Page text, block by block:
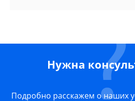
Нужна
Подробно расскажем о наших